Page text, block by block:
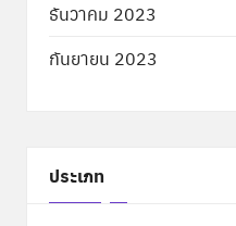
ธันวาคม 2023
กันยายน 2023
ประเภท